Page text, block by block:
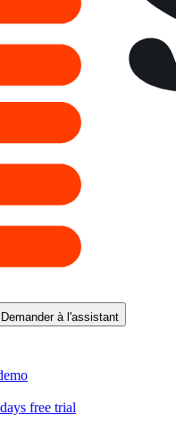
Demander à l'assistant
free trial